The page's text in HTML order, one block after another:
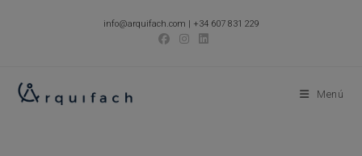
info@arquifach.com | +34 607 831 229
Menú